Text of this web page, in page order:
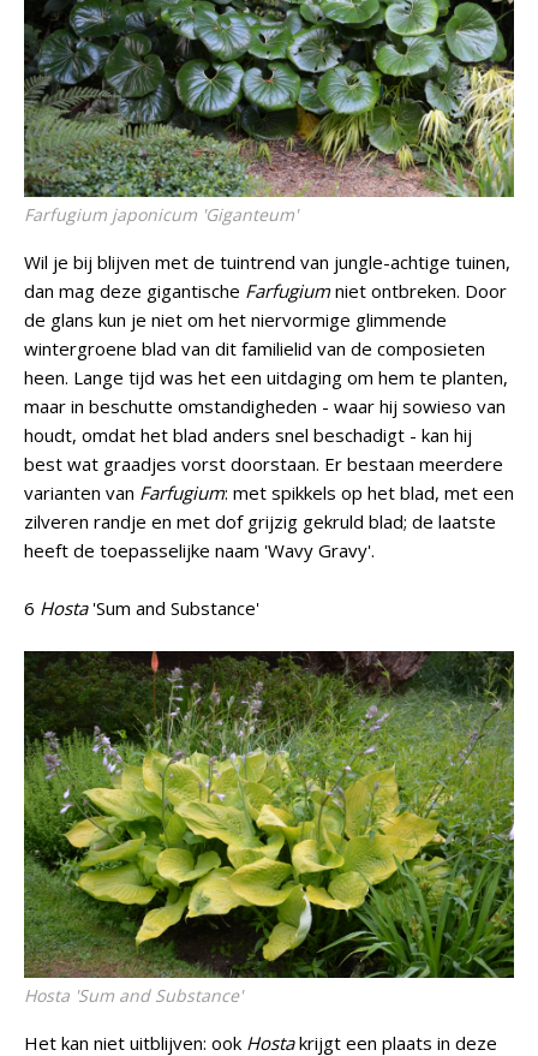
Farfugium japonicum 'Giganteum'
Wil je bij blijven met de tuintrend van jungle-achtige tuinen,
dan mag deze gigantische Farfugiumniet ontbreken. Door
de glans kun je niet om het niervormige glimmende
wintergroene blad van dit familielid van de composieten
heen. Lange tijd was het een uitdaging om hem te planten,
maar in beschutte omstandigheden - waar hij sowieso van
houdt, omdat het blad anders snel beschadigt - kan hij
best wat graadjes vorst doorstaan. Er bestaan meerdere
varianten van Farfugium: met spikkels op het blad, met een
zilveren randje en met dof grijzig gekruld blad; de laatste
heeft de toepasselijke naam 'Wavy Gravy'.
6 Hosta'Sum and Substance'
Hosta 'Sum and Substance'
Het kan niet uitblijven: ook Hostakrijgt een plaats in deze